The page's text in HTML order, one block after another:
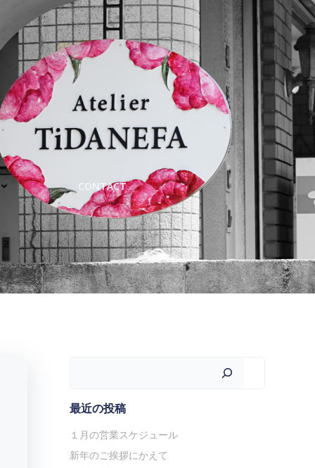
CONTACT
最近の投稿
１月の営業スケジュール
新年のご挨拶にかえて